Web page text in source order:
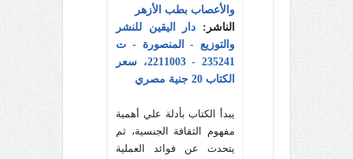
والأعصاب بطب الأزهر
الناشر: دار اليقين للنشر
والتوزيع - المنصورة - ت
235241 - 2211003، سعر
الكتاب 20 جنية مصري
يبدأ الكتاب بأدلة علي أهمية
مفهوم الثقافة الجنسية، ثم
يتحدث عن فوائد العملية